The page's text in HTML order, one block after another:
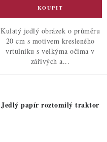
Kulatý jedlý obrázek o průměru
20 cm s motivem kresleného
vrtulníku s velkýma očima v
zářivých a...
Jedlý papír roztomilý traktor